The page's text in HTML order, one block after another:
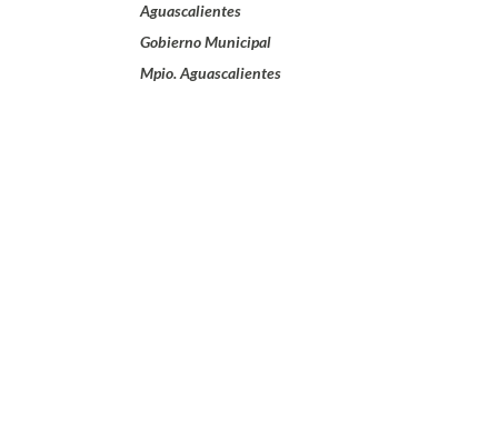
Aguascalientes
Gobierno Municipal
Mpio. Aguascalientes